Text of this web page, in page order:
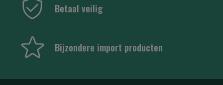
Betaal veilig
Bijzondere import producten